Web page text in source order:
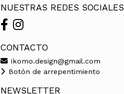
NUESTRAS REDES SOCIALES
CONTACTO
ikomo.design@gmail.com
Botón de arrepentimiento
NEWSLETTER